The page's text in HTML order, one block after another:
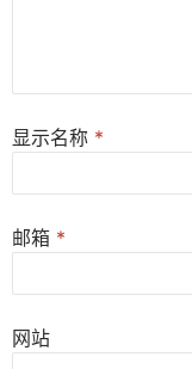
显示名称 *
邮箱 *
网站